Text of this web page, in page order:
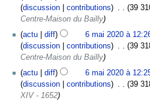
i
c
a
t
i
o
n
s
d
i
i
c
a
t
i
o
m
o
d
i
f
c
a
t
e
s
m
o
d
i
f
discussion
contributions 39
Centre-Maison du Bailly
actu
diff 6 mai 2020 à
discussion
contributions 39
Centre-Maison du Bailly
actu
diff 6 mai 2020 à
discussion
contributions 39
XIV - 1652